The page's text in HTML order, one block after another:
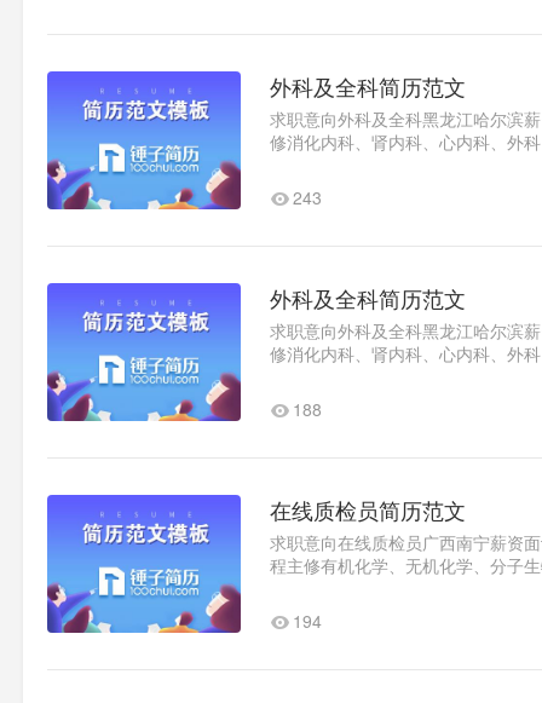
外科及全科简历范文
求职意向外科及全科黑龙江哈尔滨
修消化内科、肾内科、心内科、外
243
外科及全科简历范文
求职意向外科及全科黑龙江哈尔滨
修消化内科、肾内科、心内科、外
188
在线质检员简历范文
求职意向在线质检员广西南宁薪资
程主修有机化学、无机化学、分子
194